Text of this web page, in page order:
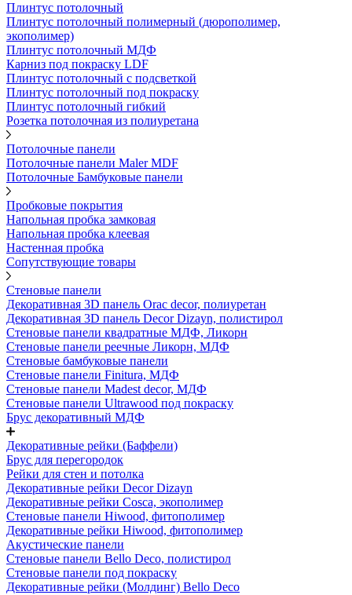
Плинтус потолочный
Плинтус потолочный полимерный (дюрополимер,
экополимер)
Плинтус потолочный МДФ
Карниз под покраску LDF
Плинтус потолочный с подсветкой
Плинтус потолочный под покраску
Плинтус потолочный гибкий
Розетка потолочная из полиуретана
Потолочные панели
Потолочные панели Maler MDF
Потолочные Бамбуковые панели
Пробковые покрытия
Напольная пробка замковая
Напольная пробка клеевая
Настенная пробка
Сопутствующие товары
Стеновые панели
Декоративная 3D панель Orac decor, полиуретан
Декоративная 3D панель Decor Dizayn, полистирол
Стеновые панели квадратные МДФ, Ликорн
Стеновые панели реечные Ликорн, МДФ
Стеновые бамбуковые панели
Стеновые панели Finitura, МДФ
Стеновые панели Madest decor, МДФ
Стеновые панели Ultrawood под покраску
Брус декоративный МДФ
Декоративные рейки (Баффели)
Брус для перегородок
Рейки для стен и потолка
Декоративные рейки Decor Dizayn
Декоративные рейки Cosca, экополимер
Стеновые панели Hiwood, фитополимер
Декоративные рейки Hiwood, фитополимер
Акустические панели
Стеновые панели Bello Deco, полистирол
Стеновые панели под покраску
Декоративные рейки (Молдинг) Bello Deco